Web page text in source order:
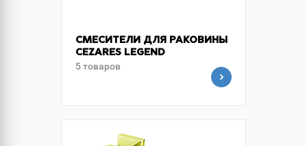
СМЕСИТЕЛИ ДЛЯ РАКОВИНЫ
CEZARES LEGEND
5 товаров